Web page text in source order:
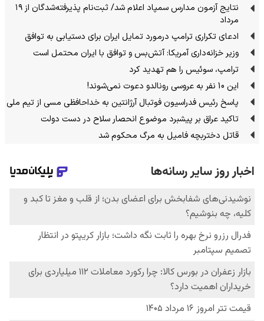
نتایج آزمون مدارس سمپاد اعلام شد/ ثبت‌نام پذیرفته‌شدگان از ۱۹
مرداد
ادعای تکراری ترامپ درمورد تمایل ایران برای دستیابی به توافق
وزیر خزانه‌داری آمریکا: آتش‌بس و توافق با ایران محتمل است
ترامپ، سوئیس را هم تهدید کرد
این 10 نفر به عروسی رونالدو دعوت نمی‌شوند!
پاسخ رئیس فدراسیون فوتبال آرژانتین به خداحافظی مسی از تیم ملی
تاکید عراق بر پیشبرد موضوع انحصار سلاح در دست دولت
قاتل دختربچه فامیل به مرگ محکوم شد